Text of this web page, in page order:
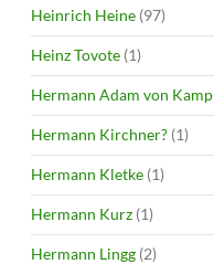
Heinrich Heine (97)
Heinz Tovote (1)
Hermann Adam von Kamp
Hermann Kirchner? (1)
Hermann Kletke (1)
Hermann Kurz (1)
Hermann Lingg (2)